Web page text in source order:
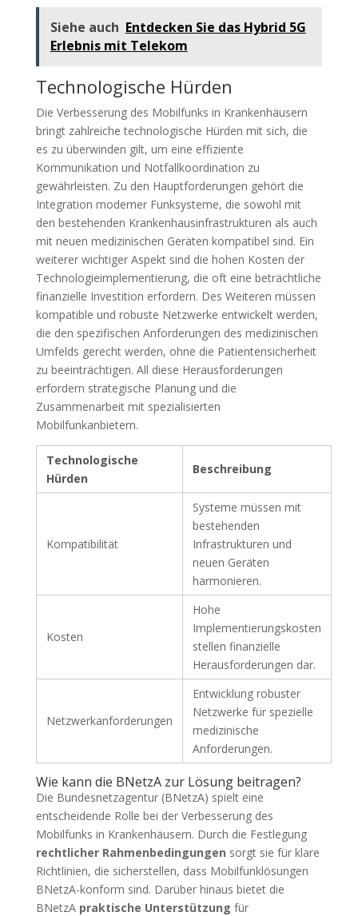
Siehe auch Entdecken Sie das Hybrid 5G
Erlebnis mit Telekom
Technologische Hürden
Die Verbesserung des Mobilfunks in Krankenhäusern
bringt zahlreiche technologische Hürden mit sich, die
es zu überwinden gilt, um eine effiziente
Kommunikation und Notfallkoordination zu
gewährleisten. Zu den Hauptforderungen gehört die
Integration moderner Funksysteme, die sowohl mit
den bestehenden Krankenhausinfrastrukturen als auch
mit neuen medizinischen Geräten kompatibel sind. Ein
weiterer wichtiger Aspekt sind die hohen Kosten der
Technologieimplementierung, die oft eine beträchtliche
finanzielle Investition erfordern. Des Weiteren müssen
kompatible und robuste Netzwerke entwickelt werden,
die den spezifischen Anforderungen des medizinischen
Umfelds gerecht werden, ohne die Patientensicherheit
zu beeinträchtigen. All diese Herausforderungen
erfordern strategische Planung und die
Zusammenarbeit mit spezialisierten
Mobilfunkanbietern.
Technologische
Hürden
Beschreibung
Kompatibilität
Systeme müssen mit
bestehenden
Infrastrukturen und
neuen Geräten
harmonieren.
Kosten
Hohe
Implementierungskosten
stellen finanzielle
Herausforderungen dar.
Netzwerkanforderungen
Entwicklung robuster
Netzwerke für spezielle
medizinische
Anforderungen.
Wie kann die BNetzA zur Lösung beitragen?
Die Bundesnetzagentur (BNetzA) spielt eine
entscheidende Rolle bei der Verbesserung des
Mobilfunks in Krankenhäusern. Durch die Festlegung
rechtlicher Rahmenbedingungen sorgt sie für klare
Richtlinien, die sicherstellen, dass Mobilfunklösungen
BNetzA-konform sind. Darüber hinaus bietet die
BNetzA praktische Unterstützung für